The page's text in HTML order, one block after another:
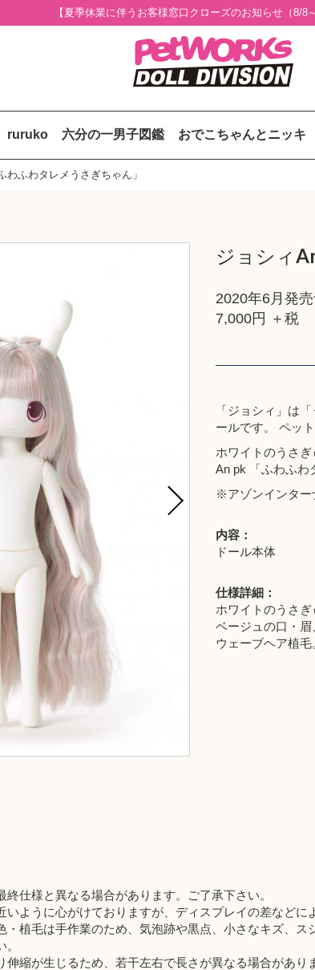
【夏季休業に伴うお客様窓口クローズのお知らせ（8/8
ruruko 六分の一男子図鑑 おでこちゃんとニッキ
わふわタレメうさぎちゃん」
ジョシィ
2020年6月発
7,000円 ＋税
「ジョシィ」は
ールです。 ペッ
ホワイトのうさ
An pk 「ふわふわ
※アゾンインタ
内容：
ドール本体
仕様詳細：
ホワイトのうさ
ベージュの口・
ウェーブヘア植毛
仕様と異なる場合があります。ご了承下さい。
ように心がけておりますが、ディスプレイの差などに
植毛は手作業のため、気泡跡や黒点、小さなキズ、
縮が生じるため、若干左右で長さが異なる場合があり